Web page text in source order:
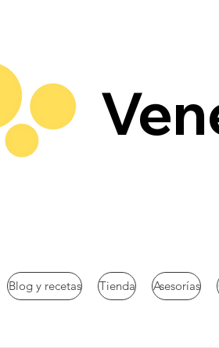
Blog y recetas Tienda Asesorías